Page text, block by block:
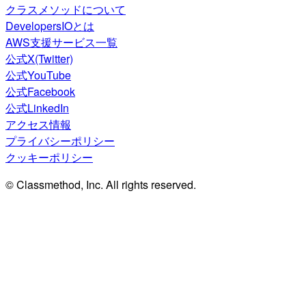
クラスメソッドについて
DevelopersIOとは
AWS支援サービス一覧
公式X(Twitter)
公式YouTube
公式Facebook
公式LinkedIn
アクセス情報
プライバシーポリシー
クッキーポリシー
© Classmethod, Inc. All rights reserved.